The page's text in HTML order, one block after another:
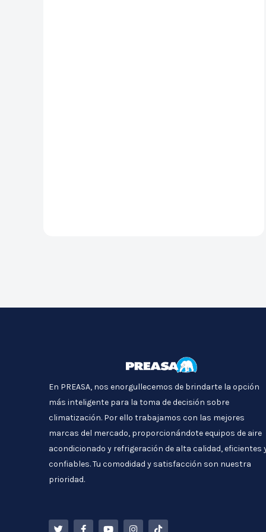
En PREASA, nos enorgullecemos de brindarte la opción
más inteligente para la toma de decisión sobre
climatización. Por ello trabajamos con las mejores
marcas del mercado, proporcionándote equipos de aire
acondicionado y refrigeración de alta calidad, eficientes
confiables. Tu comodidad y satisfacción son nuestra
prioridad.